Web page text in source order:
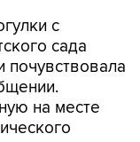
с
сада
почувствовала
на месте